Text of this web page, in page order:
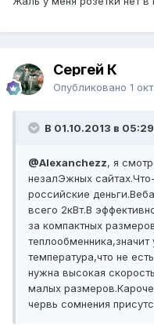
Сергей К
Опубликовано 1
В 01.10.2013 в
@Alexanchezz, я
незалЭжных
российские
всего 2кВт.В
за компактных
температура,что не
нужна высокая
малых
червь сомнения